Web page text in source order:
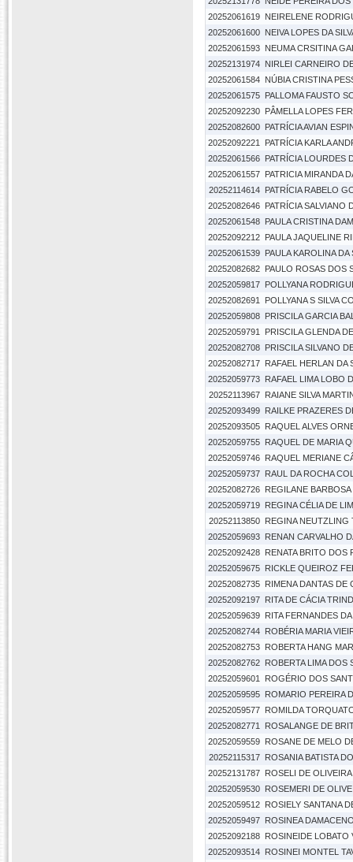
20252061619 NEIRELENE
20252061600 NEIVA LOPES DA
20252061593 NEUMA CRSITINA
20252131974 NIRLEI CARNEIRO
20252061584 NÚBIA CRISTINA
20252061575 PALLOMA FAUSTO
20252092230 PÂMELLA LOPES
20252082600 PATRÍCIA AVIAN
20252092221
PATRÍCIA KARLA
20252061566 PATRÍCIA LOURDES
20252061557 PATRICIA MIRANDA
20252114614
PATRÍCIA RABELO
20252082646 PATRÍCIA SALVIANO
20252061548 PAULA CRISTINA
20252092212 PAULA JAQUELINE
20252061539 PAULA KAROLINA DA
20252082682 PAULO ROSAS DOS
20252059817 POLLYANA
20252082691
POLLYANA S SILVA
20252059808 PRISCILA GARCIA
20252059791
PRISCILA GLENDA
20252082708 PRISCILA SILVANO
20252082717 RAFAEL HERLAN DA
20252059773 RAFAEL LIMA LOBO
20252113967
RAIANE SILVA
20252093499 RAILKE PRAZERES
20252093505 RAQUEL ALVES
20252059755 RAQUEL DE MARIA
20252059746 RAQUEL MERIANE
20252059737 RAUL DA ROCHA
20252082726 REGILANE
20252059719 REGINA CÉLIA DE
20252113850
REGINA NEUTZLING
20252059693 RENAN CARVALHO
20252092428 RENATA BRITO DOS
20252059675 RICKLE QUEIROZ
20252082735 RIMENA DANTAS DE
20252092197 RITA DE CÁCIA
20252059639 RITA FERNANDES DA
20252082744 ROBÉRIA MARIA
20252082753 ROBERTA HANG
20252082762 ROBERTA LIMA DOS
20252059601
ROGÉRIO DOS
20252059595 ROMARIO PEREIRA
20252059577 ROMILDA
20252082771
ROSALANGE DE
20252059559 ROSANE DE MELO
20252115317
ROSANIA BATISTA
20252131787 ROSELI DE
20252059530 ROSEMERI DE
20252059512 ROSIELY SANTANA
20252059497 ROSINEA
20252092188 ROSINEIDE LOBATO
20252093514 ROSINEI MONTEL